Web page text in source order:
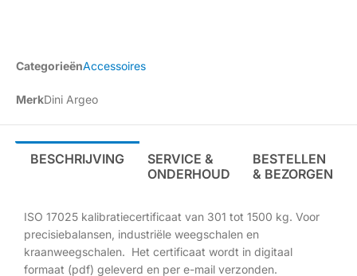
CategorieënAccessoires
MerkDini Argeo
BESCHRIJVING
SERVICE &
ONDERHOUD
BESTELLEN
& BEZORGEN
ISO 17025 kalibratiecertificaat van 301 tot 1500 kg. Voor
precisiebalansen, industriële weegschalen en
kraanweegschalen. Het certificaat wordt in digitaal
formaat (pdf) geleverd en per e-mail verzonden.